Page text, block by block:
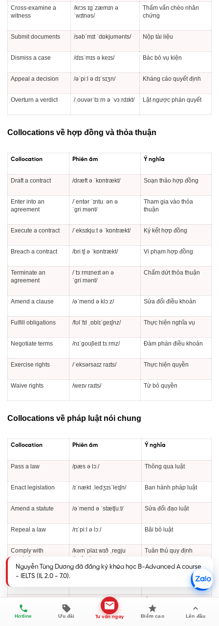
Cross-examine a
witness
/krɔs ɪɡˈzæmɪn ə
ˈwɪtnəs/
Thẩm vấn chéo nhân
chứng
Submit documents /səbˈmɪt ˈdɒkjumənts/ Nộp tài liệu
Dismiss a case /dɪsˈmɪs ə keɪs/ Bác bỏ vụ kiện
Appeal a decision /əˈpiːl ə dɪˈsɪʒn/ Kháng cáo quyết định
Overturn a verdict /ˌoʊvərˈtɜːrn ə ˈvɜːrdɪkt/ Lật ngược phán quyết
Collocations về hợp đồng và thỏa thuận
Collocation Phiên âm Ý nghĩa
Draft a contract /dræft ə ˈkɒntrækt/ Soạn thảo hợp đồng
Enter into an
agreement
/ˈentər ˈɪntuː ən ə
ˈɡriːmənt/
Tham gia vào thỏa
thuận
Execute a contract /ˈeksɪkjuːt ə ˈkɒntrækt/ Ký kết hợp đồng
Breach a contract /briːtʃ ə ˈkɒntrækt/ Vi phạm hợp đồng
Terminate an
agreement
/ˈtɜːrmɪneɪt ən ə
ˈɡriːmənt/
Chấm dứt thỏa thuận
Amend a clause /əˈmend ə klɔːz/ Sửa đổi điều khoản
Fulfill obligations /fʊlˈfɪl ˌɒblɪˈɡeɪʃnz/ Thực hiện nghĩa vụ
Negotiate terms /nɪˈɡoʊʃieɪt tɜːrmz/ Đàm phán điều khoản
Exercise rights /ˈeksərsaɪz raɪts/ Thực hiện quyền
Waive rights /weɪv raɪts/ Từ bỏ quyền
Collocations về pháp luật nói chung
Collocation Phiên âm Ý nghĩa
Pass a law /pæs ə lɔː/ Thông qua luật
Enact legislation /ɪˈnækt ˌledʒɪsˈleɪʃn/ Ban hành pháp luật
Amend a statute /əˈmend ə ˈstætʃuːt/ Sửa đổi đạo luật
Repeal a law /rɪˈpiːl ə lɔː/ Bãi bỏ luật
Comply with
regulations
/kəmˈplaɪ wɪð ˌreɡju
ˈleɪʃnz/
Tuân thủ quy định
Interpret the law Giải thích pháp luật
/əˈplaɪ ðə lɔː/
Hotline Ưu đãi Tư vấn ngay Điểm cao Lên đầu
Nguyễn Tùng Dương đã đăng ký khóa học B-Advanced A course
- IELTS (IL 2.0 - 7.0).